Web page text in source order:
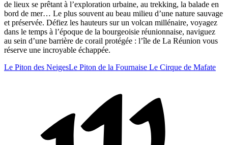
de lieux se prêtant à l’exploration urbaine, au trekking, la balade en
bord de mer… Le plus souvent au beau milieu d’une nature sauvage
et préservée. Défiez les hauteurs sur un volcan millénaire, voyagez
dans le temps à l’époque de la bourgeoisie réunionnaise, naviguez
au sein d’une barrière de corail protégée : l’île de La Réunion vous
réserve une incroyable échappée.
Le Piton des NeigesLe Piton de la Fournaise Le Cirque de Mafate